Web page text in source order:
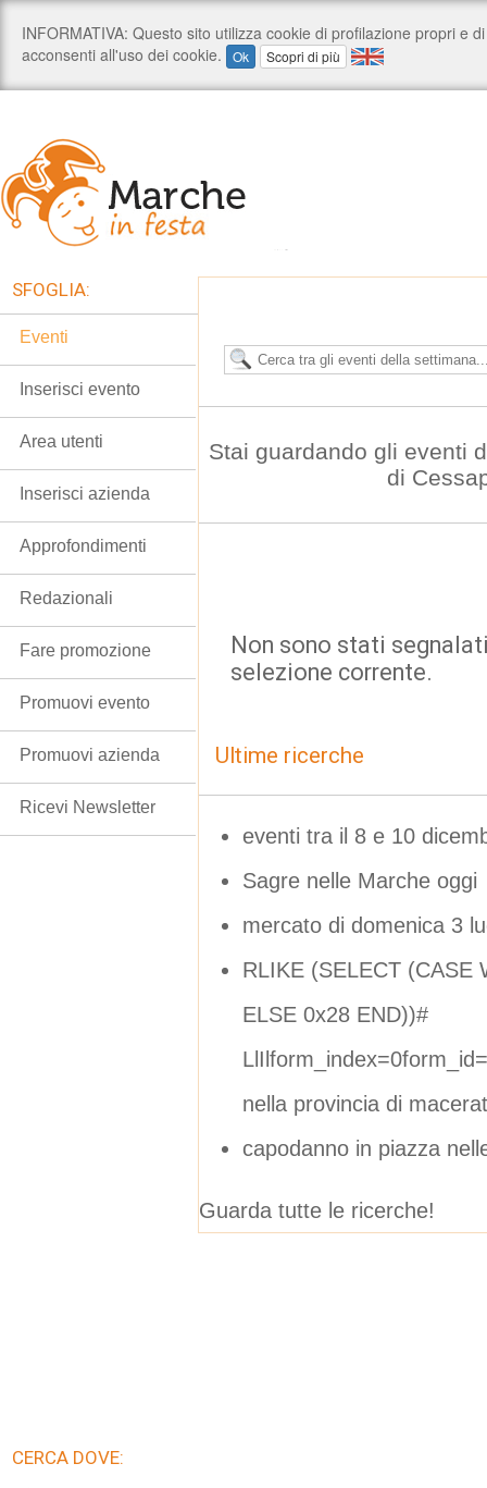
Stai guardando gli eventi
di
Non sono stati
selezione corrente.
Ultime ricerche
eventi tra il 8 e 10
Sagre nelle Marche oggi
mercato di domenica 3
RLIKE (SELECT (CASE
ELSE 0x28 END))#
nella provincia di
capodanno in piazza
Guarda tutte le ricerche!
SFOGLIA:
Eventi
Inserisci evento
Area utenti
Inserisci azienda
Approfondimenti
Redazionali
Fare promozione
Promuovi evento
Promuovi azienda
Ricevi Newsletter
CERCA DOVE: